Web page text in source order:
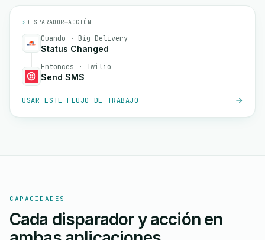
⚡ DISPARADOR→ACCIÓN
Cuando · Big Delivery
Status Changed
Entonces · Twilio
Send SMS
USAR ESTE FLUJO DE TRABAJO
CAPACIDADES
Cada disparador y acción en